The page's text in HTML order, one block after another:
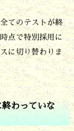
てのテストが終
点で特別採用に
に切り替わりま
わっていな